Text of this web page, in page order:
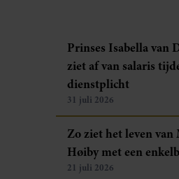
Prinses Isabella van
ziet af van salaris
dienstplicht
31 juli 2026
Zo ziet het leven
Høiby met een
21 juli 2026